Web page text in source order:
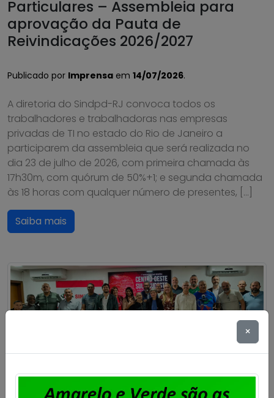
Particulares – Assembleia para
aprovação da Pauta de
Reivindicações 2026/2027
Publicado por Imprensa em 14/07/2026.
A diretoria do Sindpd-RJ convoca todos os
trabalhadores e trabalhadoras nas empresas
privadas de TI no estado do Rio de Janeiro a
participarem da assembleia que será realizada no
dia 23 de julho de 2026, com primeira chamada às
17h30m, com quórum de 50%+1; e segunda chamada
às 18 horas com qualquer número de presentes, […]
Saiba mais
Sindpd-RJ participa de Encontro
×